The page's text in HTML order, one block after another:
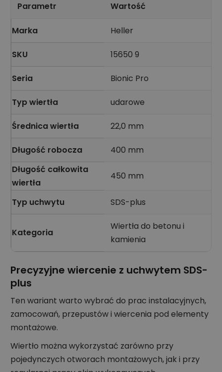
Parametr Wartość
Marka Heller
SKU 15650 9
Seria Bionic Pro
Typ wiertła udarowe
Średnica wiertła 22,0 mm
Długość robocza
400 mm
Długość całkowita
wiertła
450 mm
Typ uchwytu SDS-plus
Kategoria
Wiertła do betonu i
kamienia
Precyzyjne wiercenie z uchwytem SDS-
plus
Ten wariant warto wybrać do prac instalacyjnych,
zamocowań, przepustów i wiercenia pod elementy
montażowe.
Wiertło można wykorzystać zarówno przy
pojedynczych otworach montażowych, jak i przy